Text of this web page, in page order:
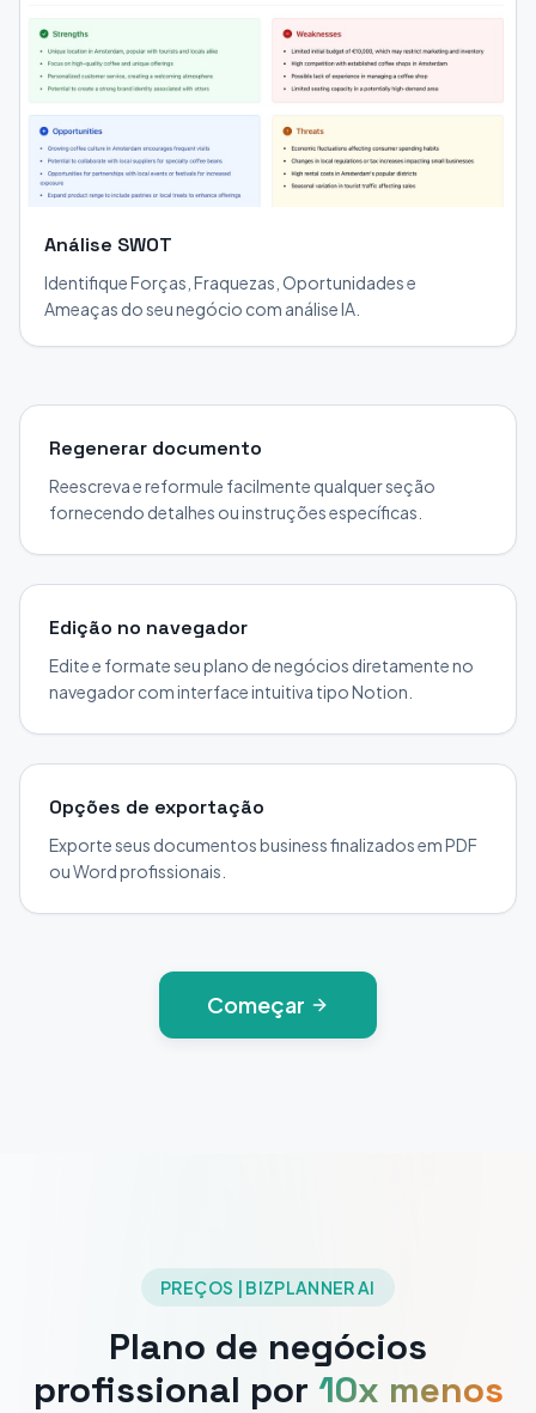
Análise SWOT
Identifique Forças, Fraquezas, Oportunidades e
Ameaças do seu negócio com análise IA.
Regenerar documento
Reescreva e reformule facilmente qualquer seção
fornecendo detalhes ou instruções específicas.
Edição no navegador
Edite e formate seu plano de negócios diretamente no
navegador com interface intuitiva tipo Notion.
Opções de exportação
Exporte seus documentos business finalizados em PDF
ou Word profissionais.
Começar
PREÇOS | BIZPLANNER AI
Plano de negócios
profissional por 10x menos